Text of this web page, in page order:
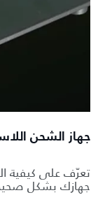
جهاز الشحن
تعرّف على كيفية
جهازك بشكل